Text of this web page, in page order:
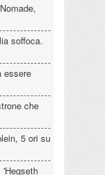
soffoca.
essere
che
5 ori su
'Hegseth